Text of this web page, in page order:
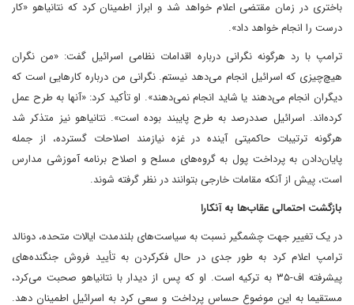
باختری در زمان مقتضی اعلام خواهد شد و ابراز اطمینان کرد که نتانیاهو «کار
درست را انجام خواهد داد».
ترامپ با رد هرگونه نگرانی درباره اقدامات نظامی اسرائیل گفت: «من نگران
هیچ‌چیزی که اسرائیل انجام می‌دهد نیستم. نگرانی من درباره کارهایی است که
دیگران انجام می‌دهند یا شاید انجام نمی‌دهند». او تأکید کرد: «آنها به طرح عمل
کرده‌اند. اسرائیل صددرصد به طرح پایبند بوده است». نتانیاهو نیز متذکر شد
هرگونه ترتیبات حاکمیتی آینده در غزه نیازمند اصلاحات گسترده، از جمله
پایان‌دادن به پرداخت پول به گروه‌های مسلح و اصلاح برنامه آموزشی مدارس
است، پیش از آنکه مقامات خارجی بتوانند در نظر گرفته شوند.
بازگشت احتمالی عقاب‌ها به آنکارا
در یک تغییر جهت چشمگیر نسبت به سیاست‌های بلندمدت ایالات متحده، دونالد
ترامپ اعلام کرد به طور جدی در حال فکرکردن به تأیید فروش جنگنده‌های
پیشرفته اف-۳۵ به ترکیه است. او که پس از دیدار با نتانیاهو صحبت می‌کرد،
مستقیما به این موضوع حساس پرداخت و سعی کرد به اسرائیل اطمینان دهد.